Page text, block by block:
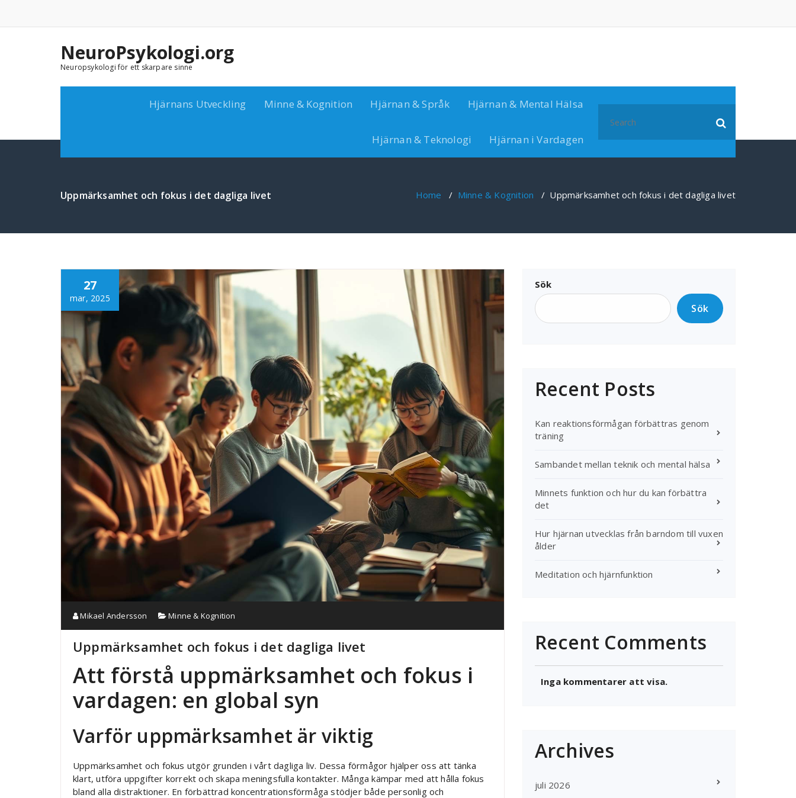
content
NeuroPsykologi.org
Neuropsykologi för ett skarpare sinne
Hjärnans Utveckling Minne & Kognition Hjärnan & Språk Hjärnan & Mental Hälsa
Hjärnan & Teknologi Hjärnan i Vardagen
for:
Uppmärksamhet och fokus i det dagliga livet Home / Minne & Kognition / Uppmärksamhet och fokus i det dagliga livet
27
mar, 2025
Mikael Andersson Minne & Kognition
Uppmärksamhet och fokus i det dagliga livet
Att förstå uppmärksamhet och fokus i
vardagen: en global syn
Varför uppmärksamhet är viktig
Uppmärksamhet och fokus utgör grunden i vårt dagliga liv. Dessa förmågor hjälper oss att tänka
klart, utföra uppgifter korrekt och skapa meningsfulla kontakter. Många kämpar med att hålla fokus
bland alla distraktioner. En förbättrad koncentrationsförmåga stödjer både personlig och
Sök
Sök
Recent Posts
Kan reaktionsförmågan förbättras genom
träning
Sambandet mellan teknik och mental hälsa
Minnets funktion och hur du kan förbättra
det
Hur hjärnan utvecklas från barndom till vuxen
ålder
Meditation och hjärnfunktion
Recent Comments
Inga kommentarer att visa.
Archives
juli 2026